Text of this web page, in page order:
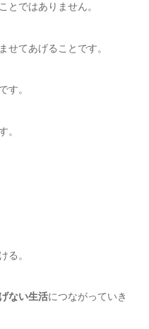
とではありません。
せてあげることです。
す。
。
る。
ない生活につながっていき